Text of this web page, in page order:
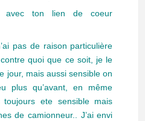
avec ton lien de coeur
pas de raison particulière
quoi que ce soit, je le
jour, mais aussi sensible on
plus qu’avant, en même
ete sensible mais
de camionneur.. J’ai envi